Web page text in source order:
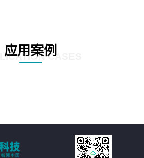
应用案例CASES